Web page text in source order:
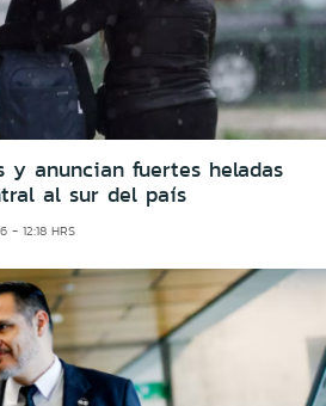
y anuncian fuertes heladas
al sur del país
12:18 HRS